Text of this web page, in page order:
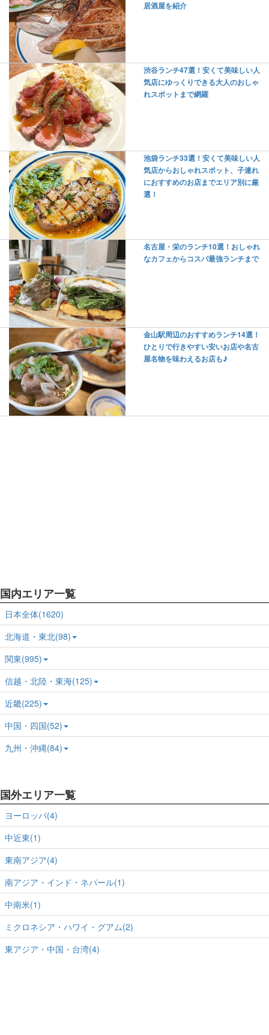
居酒屋を紹介
渋谷ランチ47選！安くて美味しい人
気店にゆっくりできる大人のおしゃ
れスポットまで網羅
池袋ランチ33選！安くて美味しい人
気店からおしゃれスポット、子連れ
におすすめのお店までエリア別に厳
選！
名古屋・栄のランチ10選！おしゃれ
なカフェからコスパ最強ランチまで
金山駅周辺のおすすめランチ14選！
ひとりで行きやすい安いお店や名古
屋名物を味わえるお店も♪
国内エリア一覧
日本全体(1620)
北海道・東北(98)
関東(995)
信越・北陸・東海(125)
近畿(225)
中国・四国(52)
九州・沖縄(84)
国外エリア一覧
ヨーロッパ(4)
中近東(1)
東南アジア(4)
南アジア・インド・ネパール(1)
中南米(1)
ミクロネシア・ハワイ・グアム(2)
東アジア・中国・台湾(4)